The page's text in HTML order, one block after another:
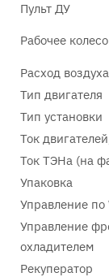
Пульт ДУ
Рабочее колесо
Расход
Тип двигателя
Тип установки
Ток
Ток ТЭНа (на
Упаковка
Управление по
Управление
охладителем
Рекуператор